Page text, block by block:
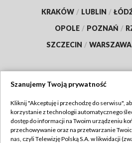
KRAKÓW / LUBLIN /
OPOLE / POZNAŃ /
SZCZECIN / WARSZAWA
TVP
Abonament TVP
Regulamin
Szanujemy Twoją prywatność
Kliknij "Akceptuję i przechodzę do serwisu",
korzystanie z technologii automatycznego
dostęp do informacji na Twoim urządzeniu
przechowywanie oraz na przetwarzanie
nas, czyli Telewizję Polską S.A. w likwidacji